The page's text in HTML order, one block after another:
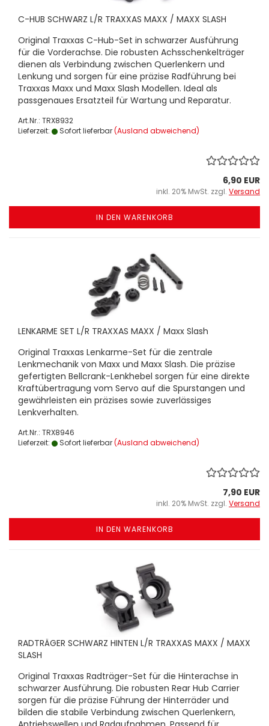
C-HUB SCHWARZ L/R TRAXXAS MAXX / MAXX SLASH
Original Traxxas C-Hub-Set in schwarzer Ausführung
für die Vorderachse. Die robusten Achsschenkelträger
dienen als Verbindung zwischen Querlenkern und
Lenkung und sorgen für eine präzise Radführung bei
Traxxas Maxx und Maxx Slash Modellen. Ideal als
passgenaues Ersatzteil für Wartung und Reparatur.
Art.Nr.: TRX8932
Lieferzeit:
Sofort lieferbar(Ausland abweichend)
6,90 EUR
inkl. 20% MwSt. zzgl. Versand
IN DEN WARENKORB
LENKARME SET L/R TRAXXAS MAXX / Maxx Slash
Original Traxxas Lenkarme-Set für die zentrale
Lenkmechanik von Maxx und Maxx Slash. Die präzise
gefertigten Bellcrank-Lenkhebel sorgen für eine direkte
Kraftübertragung vom Servo auf die Spurstangen und
gewährleisten ein präzises sowie zuverlässiges
Lenkverhalten.
Art.Nr.: TRX8946
Lieferzeit:
Sofort lieferbar(Ausland abweichend)
7,90 EUR
inkl. 20% MwSt. zzgl. Versand
IN DEN WARENKORB
RADTRÄGER SCHWARZ HINTEN L/R TRAXXAS MAXX / MAXX
SLASH
Original Traxxas Radträger-Set für die Hinterachse in
schwarzer Ausführung. Die robusten Rear Hub Carrier
sorgen für die präzise Führung der Hinterräder und
bilden die stabile Verbindung zwischen Querlenkern,